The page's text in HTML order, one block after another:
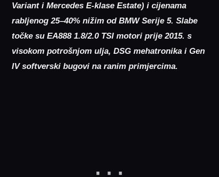
Variant i Mercedes E-klase Estate) i cijenama
rabljenog 25–40% nižim od BMW Serije 5. Slabe
točke su EA888 1.8/2.0 TSI motori prije 2015. s
visokom potrošnjom ulja, DSG mehatronika i Gen
IV softverski bugovi na ranim primjercima.